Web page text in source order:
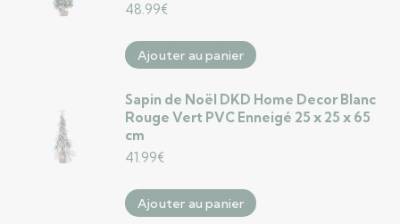
48.99€
Ajouter au panier
Sapin de Noël DKD Home Decor Blanc
Rouge Vert PVC Enneigé 25 x 25 x 65
cm
41.99€
Ajouter au panier